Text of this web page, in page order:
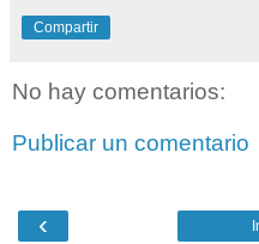
Compartir
No hay comentarios:
Publicar un comentario
‹